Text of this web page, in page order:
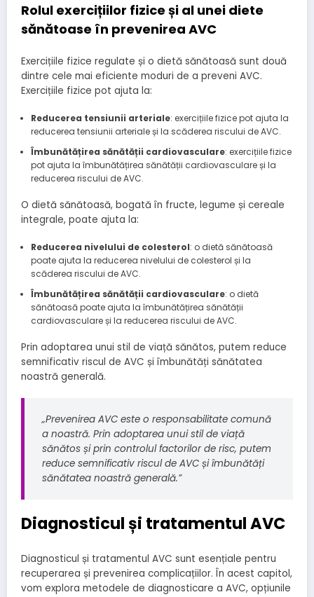
Rolul exercițiilor fizice și al unei diete
sănătoase în prevenirea AVC
Exercițiile fizice regulate și o dietă sănătoasă sunt două
dintre cele mai eficiente moduri de a preveni AVC.
Exercițiile fizice pot ajuta la:
Reducerea tensiunii arteriale: exercițiile fizice pot ajuta la
reducerea tensiunii arteriale și la scăderea riscului de AVC.
Îmbunătățirea sănătății cardiovasculare: exercițiile fizice
pot ajuta la îmbunătățirea sănătății cardiovasculare și la
reducerea riscului de AVC.
O dietă sănătoasă, bogată în fructe, legume și cereale
integrale, poate ajuta la:
Reducerea nivelului de colesterol: o dietă sănătoasă
poate ajuta la reducerea nivelului de colesterol și la
scăderea riscului de AVC.
Îmbunătățirea sănătății cardiovasculare: o dietă
sănătoasă poate ajuta la îmbunătățirea sănătății
cardiovasculare și la reducerea riscului de AVC.
Prin adoptarea unui stil de viață sănătos, putem reduce
semnificativ riscul de AVC și îmbunătăți sănătatea
noastră generală.
„Prevenirea AVC este o responsabilitate comună
a noastră. Prin adoptarea unui stil de viață
sănătos și prin controlul factorilor de risc, putem
reduce semnificativ riscul de AVC și îmbunătăți
sănătatea noastră generală.”
Diagnosticul și tratamentul AVC
Diagnosticul și tratamentul AVC sunt esențiale pentru
recuperarea și prevenirea complicațiilor. În acest capitol,
vom explora metodele de diagnosticare a AVC, opțiunile